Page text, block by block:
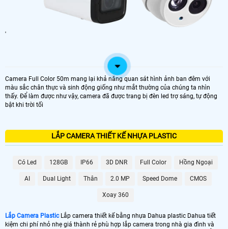
'
Camera Full Color 50m mang lại khả năng quan sát hình ảnh ban đêm với
màu sắc chân thực và sinh động giống như mắt thường của chúng ta nhìn
thấy. Để làm được như vậy, camera đã được trang bị đèn led trợ sáng, tự động
bật khi trời tối
LẮP CAMERA THIẾT KẾ NHỰA PLASTIC
Có Led 128GB IP66 3D DNR Full Color Hồng Ngoại
AI Dual Light Thân 2.0 MP Speed Dome CMOS
Xoay 360
Lắp Camera PlasticLắp camera thiết kế bằng nhựa Dahua plastic Dahua tiết
kiệm chi phí nhỏ nhẹ giá thành rẻ phù hợp lắp camera trong nhà gia đình và